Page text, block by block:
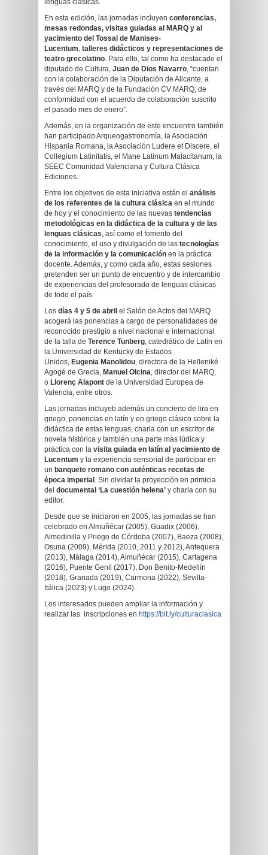
lenguas clásicas.
En esta edición, las jornadas incluyen conferencias,
mesas redondas, visitas guiadas al MARQ y al
yacimiento del Tossal de Manises-
Lucentum, talleres didácticos y representaciones de
teatro grecolatino. Para ello, tal como ha destacado el
diputado de Cultura, Juan de Dios Navarro, “cuentan
con la colaboración de la Diputación de Alicante, a
través del MARQ y de la Fundación CV MARQ, de
conformidad con el acuerdo de colaboración suscrito
el pasado mes de enero”.
Además, en la organización de este encuentro también
han participado Arqueogastronomía, la Asociación
Hispania Romana, la Asociación Ludere et Discere, el
Collegium Latinitatis, el Mane Latinum Malacitanum, la
SEEC Comunidad Valenciana y Cultura Clásica
Ediciones.
Entre los objetivos de esta iniciativa están el análisis
de los referentes de la cultura clásica en el mundo
de hoy y el conocimiento de las nuevas tendencias
metodológicas en la didáctica de la cultura y de las
lenguas clásicas, así como el fomento del
conocimiento, el uso y divulgación de las tecnologías
de la información y la comunicación en la práctica
docente. Además, y como cada año, estas sesiones
pretenden ser un punto de encuentro y de intercambio
de experiencias del profesorado de lenguas clásicas
de todo el país.
Los días 4 y 5 de abril el Salón de Actos del MARQ
acogerá las ponencias a cargo de personalidades de
reconocido prestigio a nivel nacional e internacional
de la talla de Terence Tunberg, catedrático de Latín en
la Universidad de Kentucky de Estados
Unidos, Eugenia Manolidou, directora de la Helleniké
Agogé de Grecia, Manuel Olcina, director del MARQ,
o Llorenç Alapont de la Universidad Europea de
Valencia, entre otros.
Las jornadas incluyeb además un concierto de lira en
griego, ponencias en latín y en griego clásico sobre la
didáctica de estas lenguas, charla con un escritor de
novela histórica y también una parte más lúdica y
práctica con la visita guiada en latín al yacimiento de
Lucentum y la experiencia sensorial de participar en
un banquete romano con auténticas recetas de
época imperial . Sin olvidar la proyección en primicia
del documental ‘La cuestión helena’ y charla con su
editor.
Desde que se iniciaron en 2005, las jornadas se han
celebrado en Almuñécar (2005), Guadix (2006),
Almedinilla y Priego de Córdoba (2007), Baeza (2008),
Osuna (2009), Mérida (2010, 2011 y 2012), Antequera
(2013), Málaga (2014), Almuñécar (2015), Cartagena
(2016), Puente Genil (2017), Don Benito-Medellín
(2018), Granada (2019), Carmona (2022), Sevilla-
Itálica (2023) y Lugo (2024).
Los interesados pueden ampliar la información y
realizar las inscripciones en https://bit.ly/culturaclasica